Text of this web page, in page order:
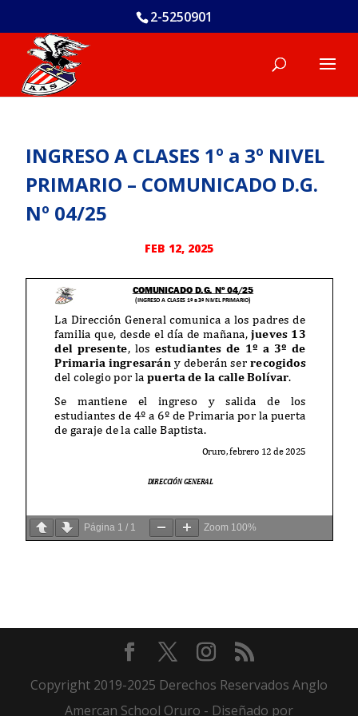
2-5250901
INGRESO A CLASES 1º a 3º NIVEL
PRIMARIO – COMUNICADO D.G.
Nº 04/25
FEB 12, 2025
Página 1 / 1 Zoom 100%
Copyright 2019-2025 Derechos Reservados Anglo
Amercan School Oruro - Diseñado por